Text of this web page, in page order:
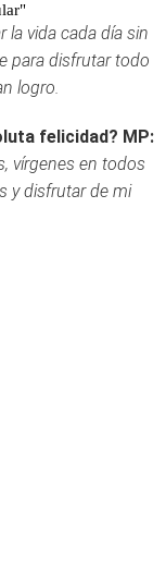
la vida cada día sin
para disfrutar todo
logro.
felicidad? MP:
vírgenes en todos
y disfrutar de mi